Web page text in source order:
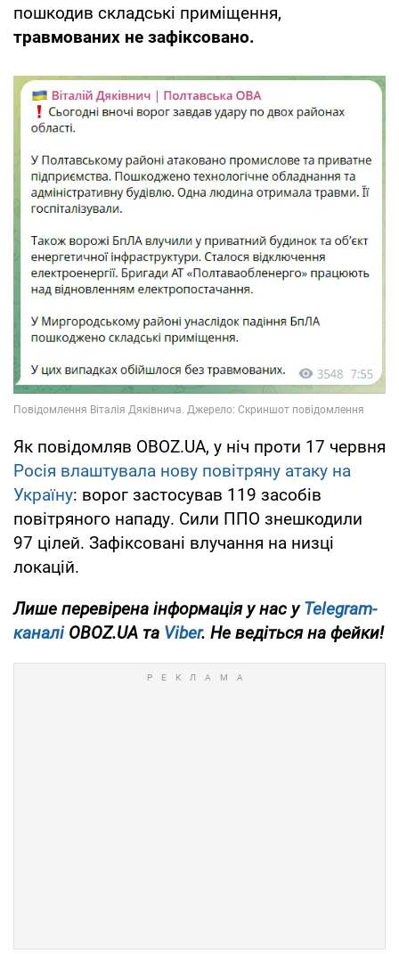
пошкодив складські приміщення,
травмованих не зафіксовано.
Як повідомляв OBOZ.UA, у ніч проти 17 червня
Росія влаштувала нову повітряну атаку на
Україну: ворог застосував 119 засобів
повітряного нападу. Сили ППО знешкодили
97 цілей. Зафіксовані влучання на низці
локацій.
Лише перевірена інформація у нас уTelegram-
каналіOBOZ.UA та Viber. Не ведіться на фейки!